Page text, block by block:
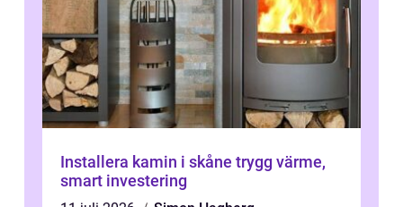
Installera kamin i skåne trygg värme,
smart investering